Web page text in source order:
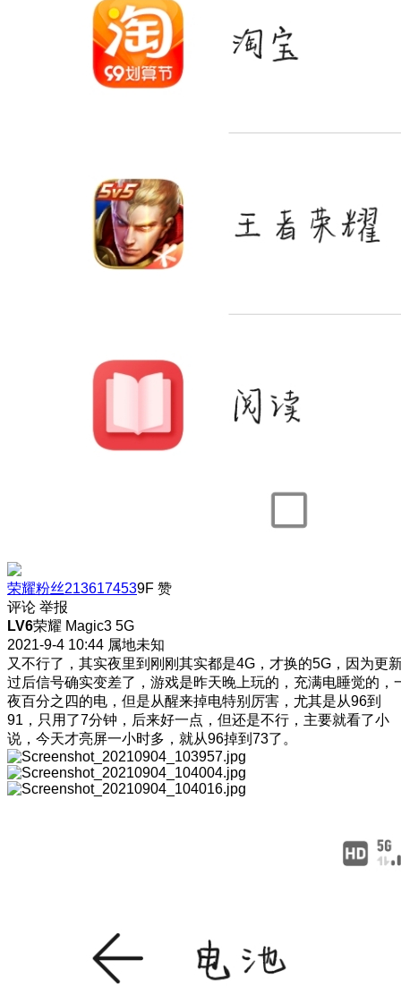
荣耀粉丝2136174539F 赞
评论 举报
LV6荣耀 Magic3 5G
2021-9-4 10:44 属地未知
又不行了，其实夜里到刚刚其实都是4G，才换的5G，因为更
过后信号确实变差了，游戏是昨天晚上玩的，充满电睡觉的，
夜百分之四的电，但是从醒来掉电特别厉害，尤其是从96到
91，只用了7分钟，后来好一点，但还是不行，主要就看了小
说，今天才亮屏一小时多，就从96掉到73了。